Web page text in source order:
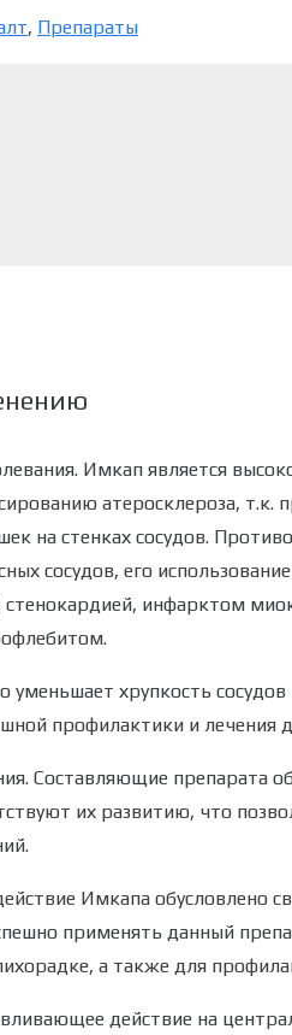
, Препараты
Имкап является
атеросклероза,
на стенках сосудов.
сосудов, его
стенокардией, инфарктом
хрупкость сосудов
профилактики и лечения
Составляющие препарата
их развитию, что
Имкапа обусловлено
применять данный
а также для
действие на